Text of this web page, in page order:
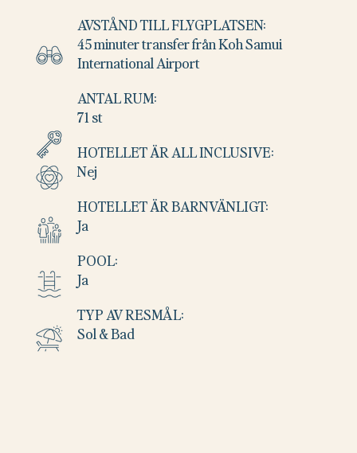
TYP AV RESMÅL:
Sol & Bad
POOL:
Ja
HOTELLET ÄR BARNVÄNLIGT:
Ja
HOTELLET ÄR ALL INCLUSIVE:
Nej
ANTAL RUM:
71 st
AVSTÅND TILL FLYGPLATSEN:
45 minuter transfer från Koh Samui
International Airport